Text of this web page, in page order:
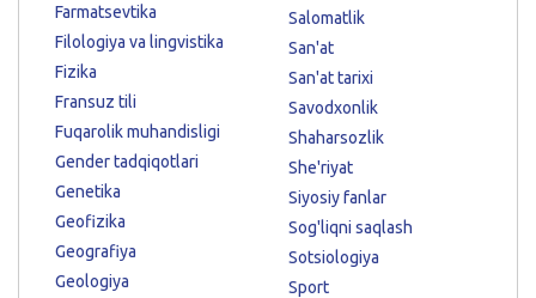
Farmatsevtika
Filologiya va lingvistika
Fizika
Fransuz tili
Fuqarolik muhandisligi
Gender tadqiqotlari
Genetika
Geofizika
Geografiya
Geologiya
Salomatlik
San'at
San'at tarixi
Savodxonlik
Shaharsozlik
She'riyat
Siyosiy fanlar
Sog'liqni saqlash
Sotsiologiya
Sport